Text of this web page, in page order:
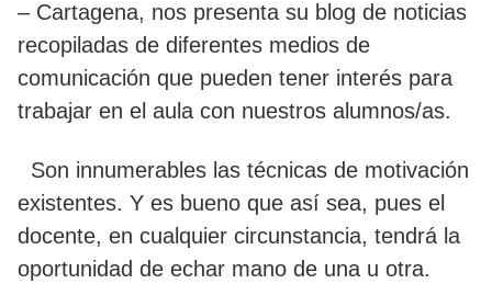
– Cartagena, nos presenta su blog de noticias
recopiladas de diferentes medios de
comunicación que pueden tener interés para
trabajar en el aula con nuestros alumnos/as.
Son innumerables las técnicas de motivación
existentes. Y es bueno que así sea, pues el
docente, en cualquier circunstancia, tendrá la
oportunidad de echar mano de una u otra.